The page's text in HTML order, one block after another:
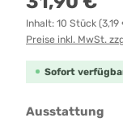
Inhalt: 10 Stück
Preise inkl. MwSt.
Sofort
Ausstattung